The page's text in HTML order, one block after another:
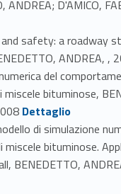
ANDREA; D'AMICO,
safety: a roadway
ANDREA, ,
del
miscele bituminose,
Link identifier #identifier_person_46779-60Dettaglio
di simulazione
bituminose.
BENEDETTO,